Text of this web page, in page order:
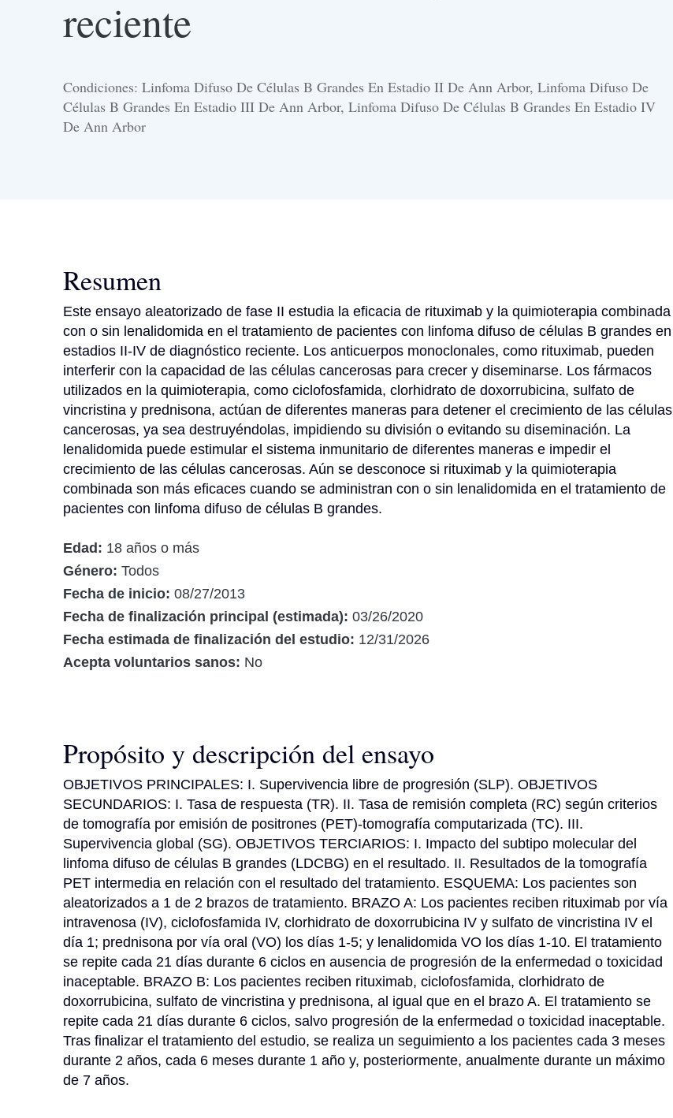
reciente
Condiciones: Linfoma Difuso De Células B Grandes En Estadio II De Ann Arbor, Linfoma Difuso De
Células B Grandes En Estadio III De Ann Arbor, Linfoma Difuso De Células B Grandes En Estadio IV
De Ann Arbor
Resumen
Este ensayo aleatorizado de fase II estudia la eficacia de rituximab y la quimioterapia combinada
con o sin lenalidomida en el tratamiento de pacientes con linfoma difuso de células B grandes en
estadios II-IV de diagnóstico reciente. Los anticuerpos monoclonales, como rituximab, pueden
interferir con la capacidad de las células cancerosas para crecer y diseminarse. Los fármacos
utilizados en la quimioterapia, como ciclofosfamida, clorhidrato de doxorrubicina, sulfato de
vincristina y prednisona, actúan de diferentes maneras para detener el crecimiento de las células
cancerosas, ya sea destruyéndolas, impidiendo su división o evitando su diseminación. La
lenalidomida puede estimular el sistema inmunitario de diferentes maneras e impedir el
crecimiento de las células cancerosas. Aún se desconoce si rituximab y la quimioterapia
combinada son más eficaces cuando se administran con o sin lenalidomida en el tratamiento de
pacientes con linfoma difuso de células B grandes.
Edad: 18 años o más
Género: Todos
Fecha de inicio: 08/27/2013
Fecha de finalización principal (estimada): 03/26/2020
Fecha estimada de finalización del estudio: 12/31/2026
Acepta voluntarios sanos: No
Propósito y descripción del ensayo
OBJETIVOS PRINCIPALES: I. Supervivencia libre de progresión (SLP). OBJETIVOS
SECUNDARIOS: I. Tasa de respuesta (TR). II. Tasa de remisión completa (RC) según criterios
de tomografía por emisión de positrones (PET)-tomografía computarizada (TC). III.
Supervivencia global (SG). OBJETIVOS TERCIARIOS: I. Impacto del subtipo molecular del
linfoma difuso de células B grandes (LDCBG) en el resultado. II. Resultados de la tomografía
PET intermedia en relación con el resultado del tratamiento. ESQUEMA: Los pacientes son
aleatorizados a 1 de 2 brazos de tratamiento. BRAZO A: Los pacientes reciben rituximab por vía
intravenosa (IV), ciclofosfamida IV, clorhidrato de doxorrubicina IV y sulfato de vincristina IV el
día 1; prednisona por vía oral (VO) los días 1-5; y lenalidomida VO los días 1-10. El tratamiento
se repite cada 21 días durante 6 ciclos en ausencia de progresión de la enfermedad o toxicidad
inaceptable. BRAZO B: Los pacientes reciben rituximab, ciclofosfamida, clorhidrato de
doxorrubicina, sulfato de vincristina y prednisona, al igual que en el brazo A. El tratamiento se
repite cada 21 días durante 6 ciclos, salvo progresión de la enfermedad o toxicidad inaceptable.
Tras finalizar el tratamiento del estudio, se realiza un seguimiento a los pacientes cada 3 meses
durante 2 años, cada 6 meses durante 1 año y, posteriormente, anualmente durante un máximo
de 7 años.